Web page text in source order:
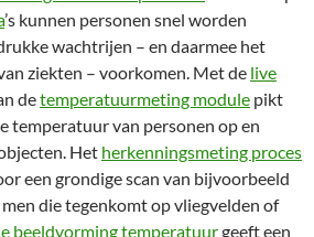
’s kunnen personen snel worden
wachtrijen – en daarmee het
ziekten – voorkomen. Met de live
detemperatuurmeting module pikt
temperatuur van personen op en
Het herkenningsmeting proces
een grondige scan van bijvoorbeeld
die tegenkomt op vliegvelden of
beeldvorming temperatuurgeeft een